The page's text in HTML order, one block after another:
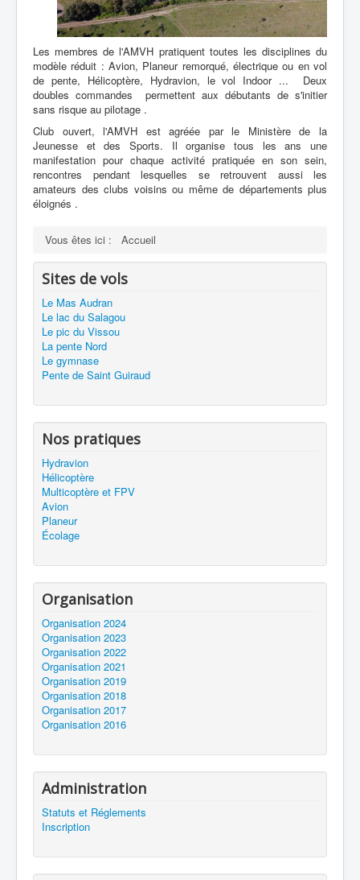
Les membres de l'AMVH pratiquent toutes les disciplines du
modèle réduit : Avion, Planeur remorqué, électrique ou en vol
de pente, Hélicoptère, Hydravion, le vol Indoor ... Deux
doubles commandes permettent aux débutants de s'initier
sans risque au pilotage .
Club ouvert, l'AMVH est agréée par le Ministère de la
Jeunesse et des Sports. Il organise tous les ans une
manifestation pour chaque activité pratiquée en son sein,
rencontres pendant lesquelles se retrouvent aussi les
amateurs des clubs voisins ou même de départements plus
éloignés .
Vous êtes ici : Accueil
Sites de vols
Le Mas Audran
Le lac du Salagou
Le pic du Vissou
La pente Nord
Le gymnase
Pente de Saint Guiraud
Nos pratiques
Hydravion
Hélicoptère
Multicoptère et FPV
Avion
Planeur
Écolage
Organisation
Organisation 2024
Organisation 2023
Organisation 2022
Organisation 2021
Organisation 2019
Organisation 2018
Organisation 2017
Organisation 2016
Administration
Statuts et Réglements
Inscription